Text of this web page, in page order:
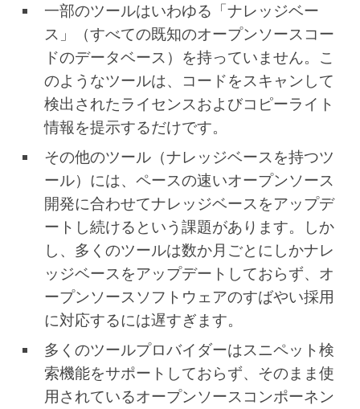
一部のツールはいわゆる「ナレッジベー
ス」（すべての既知のオープンソースコー
ドのデータベース）を持っていません。こ
のようなツールは、コードをスキャンして
検出されたライセンスおよびコピーライト
情報を提示するだけです。
その他のツール（ナレッジベースを持つツ
ール）には、ペースの速いオープンソース
開発に合わせてナレッジベースをアップデ
ートし続けるという課題があります。しか
し、多くのツールは数か月ごとにしかナレ
ッジベースをアップデートしておらず、オ
ープンソースソフトウェアのすばやい採用
に対応するには遅すぎます。
多くのツールプロバイダーはスニペット検
索機能をサポートしておらず、そのまま使
用されているオープンソースコンポーネン